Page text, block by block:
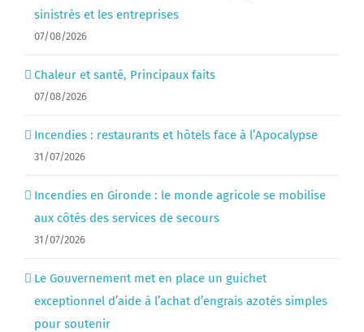
sinistrés et les entreprises
07/08/2026
Chaleur et santé, Principaux faits
07/08/2026
Incendies : restaurants et hôtels face à l’Apocalypse
31/07/2026
Incendies en Gironde : le monde agricole se mobilise
aux côtés des services de secours
31/07/2026
Le Gouvernement met en place un guichet
exceptionnel d’aide à l’achat d’engrais azotés simples
pour soutenir